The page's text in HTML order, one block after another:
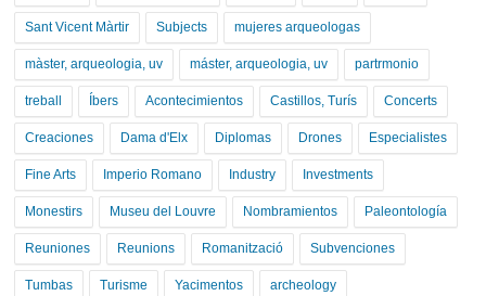
Sant Vicent Màrtir Subjects mujeres arqueologas
màster, arqueologia, uv máster, arqueologia, uv partrmonio
treball Íbers Acontecimientos Castillos, Turís Concerts
Creaciones Dama d'Elx Diplomas Drones Especialistes
Fine Arts Imperio Romano Industry Investments
Monestirs Museu del Louvre Nombramientos Paleontología
Reuniones Reunions Romanització Subvenciones
Tumbas Turisme Yacimentos archeology